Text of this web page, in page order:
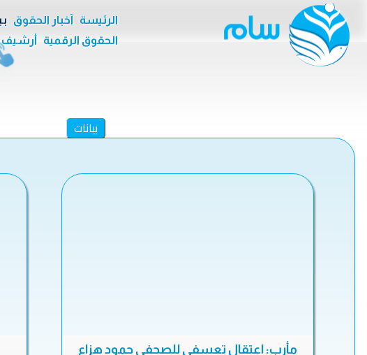
الرئيسة آخبار الحقوق
الحقوق الرقمية
أرشيف
بيانات
مأرب: اعتقال تعسفي للصحفي حمود هزاع